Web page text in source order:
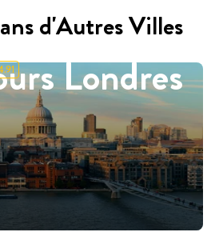
d'Autres Villes
Londres